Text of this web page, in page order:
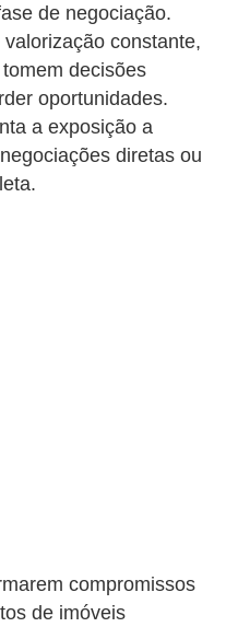
de negociação.
constante,
decisões
oportunidades.
a exposição a
diretas ou
compromissos
de imóveis